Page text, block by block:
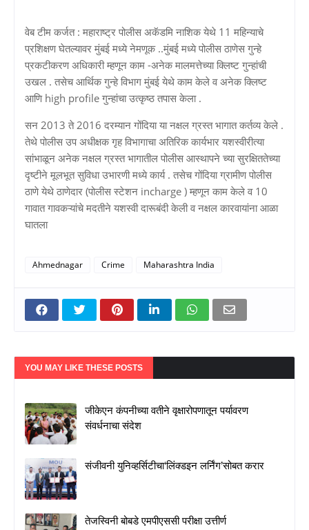
वेब टीम कर्जत : महाराष्ट्र पोलीस अकॅडमि नाशिक येथे 11 महिन्याचे
प्रशिक्षण घेतल्यावर मुंबई मध्ये नेमणूक ..मुंबई मध्ये पोलीस ठाणेस गुन्हे
प्रकटीकरण अधिकारी म्हणून काम -अनेक मालमत्तेच्या क्लिष्ट गुन्हांची
उखल . तसेच आर्थिक गुन्हे विभाग मुंबई येथे काम केले व अनेक क्लिष्ट
आणि high profile गुन्हांचा उत्कृष्ठ तपास केला .
सन 2013 ते 2016 दरम्यान गोंदिया या नक्षल ग्रस्त भागात कर्तव्य केले .
तेथे पोलीस उप अधीक्षक गृह विभागाचा अतिरिक कार्यभार यशस्वीरीत्या
सांभाळून अनेक नक्षल ग्रस्त भागातील पोलीस आस्थापने च्या सुरक्षिततेच्या
दृष्टीने मूलभूत सुविधा उभारणी मध्ये कार्य . तसेच गोंदिया ग्रामीण पोलीस
ठाणे येथे ठाणेदार (पोलीस स्टेशन incharge ) म्हणून काम केले व 10
गावात गावकऱ्यांचे मदतीने यशस्वी दारूबंदी केली व नक्षल कारवायांना आळा
घातला
Ahmednagar Crime Maharashtra India
YOU MAY LIKE THESE POSTS
जीकेएन कंपनीच्या वतीने वृक्षारोपणातून पर्यावरण
संवर्धनाचा संदेश
संजीवनी युनिव्हर्सिटीचा‘लिंक्डइन लर्निंग’सोबत करार
तेजस्विनी बोबडे एमपीएससी परीक्षा उत्तीर्ण